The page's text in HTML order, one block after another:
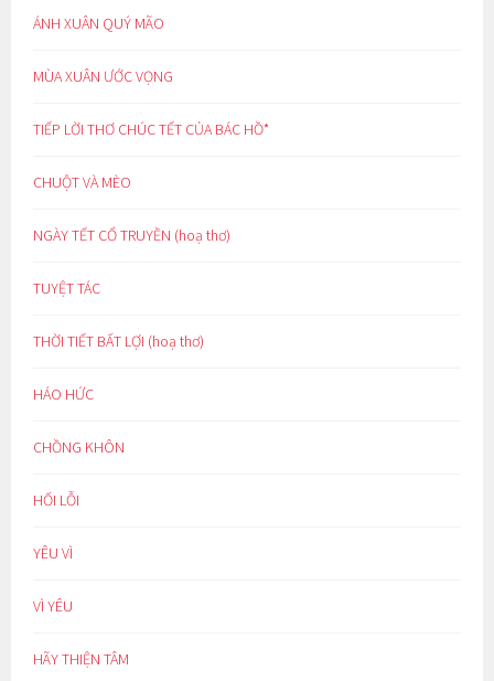
ÁNH XUÂN QUÝ MÃO
MÙA XUÂN ƯỚC VỌNG
TIẾP LỜI THƠ CHÚC TẾT CỦA BÁC HỒ*
CHUỘT VÀ MÈO
NGÀY TẾT CỔ TRUYỀN (hoạ thơ)
TUYỆT TÁC
THỜI TIẾT BẤT LỢI (hoạ thơ)
HÁO HỨC
CHỒNG KHÔN
HỐI LỖI
YÊU VÌ
VÌ YÊU
HÃY THIỆN TÂM